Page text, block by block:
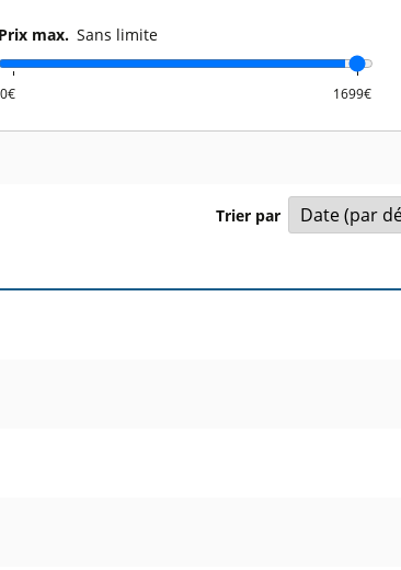
Prix max. Sans limite
Trier par
Colonne 2 : rencontre, compétition et prix à